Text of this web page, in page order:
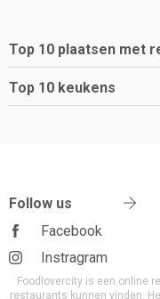
Top 10 plaatsen met
Top 10 keukens
Follow us
Facebook
Instragram
Foodlovercity is een online
restaurants kunnen vinden.